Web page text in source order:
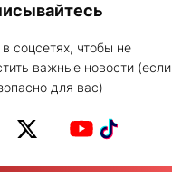
соцсетях, чтобы не
важные новости (если
для вас)